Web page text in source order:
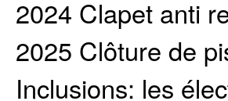
2024 Clapet anti
2025 Clôture de
Inclusions: les